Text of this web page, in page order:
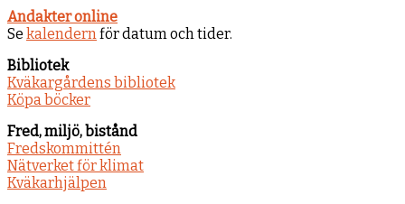
Andakter online
Se kalendernför datum och tider.
Bibliotek
Kväkargårdens bibliotek
Köpa böcker
Fred, miljö, bistånd
Fredskommittén
Nätverket för klimat
Kväkarhjälpen